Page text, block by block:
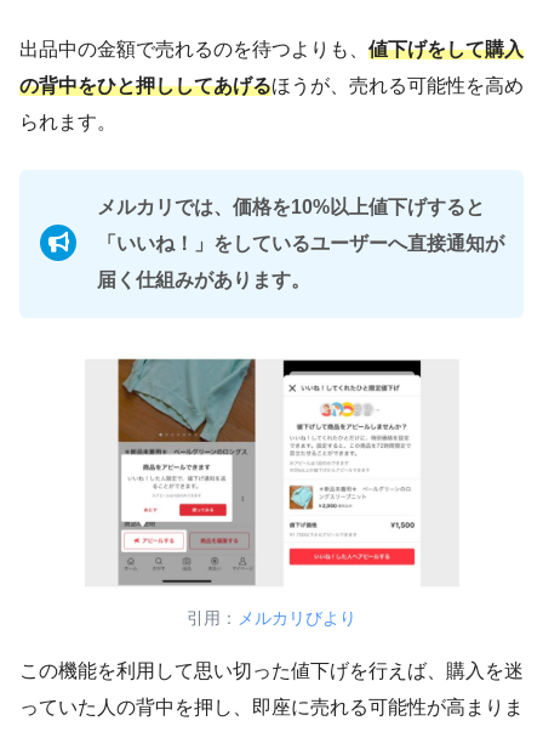
出品中の金額で売れるのを待つよりも、 値下げをして購入
の背中をひと押ししてあげるほうが、売れる可能性を高め
られます。
メルカリでは、価格を10%以上値下げすると
「いいね！」をしているユーザーへ直接通知が
届く仕組みがあります。
引用： メルカリびより
この機能を利用して思い切った値下げを行えば、購入を迷
っていた人の背中を押し、即座に売れる可能性が高まりま